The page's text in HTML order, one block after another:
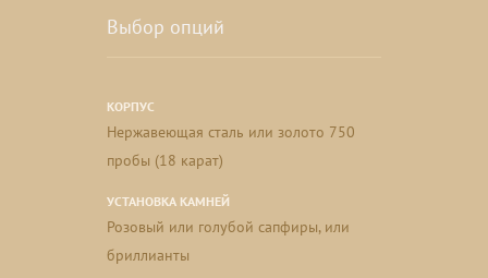
Выбор опций
КОРПУС
Нержавеющая сталь или золото 750
пробы (18 карат)
УСТАНОВКА КАМНЕЙ
Розовый или голубой сапфиры, или
бриллианты